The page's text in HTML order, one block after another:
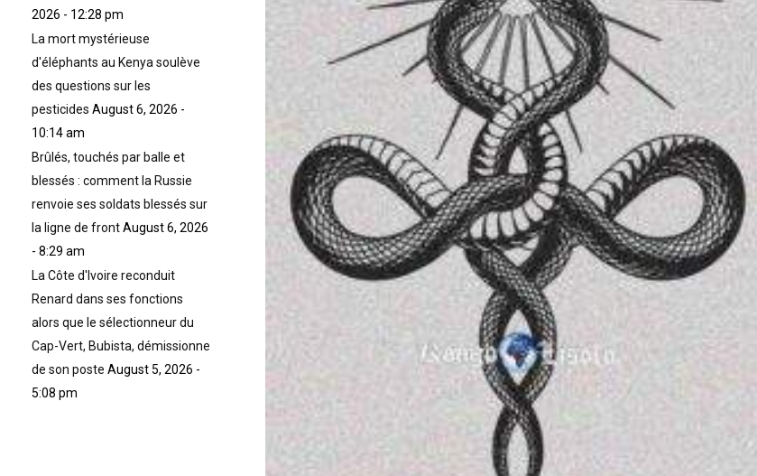
2026 - 12:28 pm
La mort mystérieuse
d'éléphants au Kenya soulève
des questions sur les
pesticides August 6, 2026 -
10:14 am
Brûlés, touchés par balle et
blessés : comment la Russie
renvoie ses soldats blessés sur
la ligne de frontAugust 6, 2026
- 8:29 am
La Côte d'Ivoire reconduit
Renard dans ses fonctions
alors que le sélectionneur du
Cap-Vert, Bubista, démissionne
de son poste August 5, 2026 -
5:08 pm